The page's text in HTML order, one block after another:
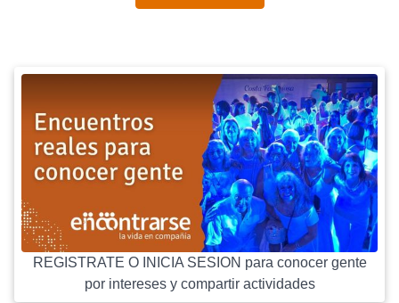
REGISTRATE O INICIA SESION para conocer gente
por intereses y compartir actividades